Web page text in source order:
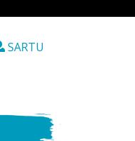
SARTU